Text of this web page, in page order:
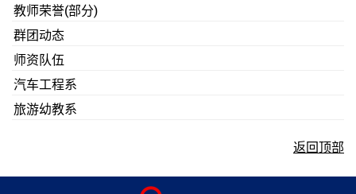
教师荣誉(部分)
群团动态
师资队伍
汽车工程系
旅游幼教系
返回顶部